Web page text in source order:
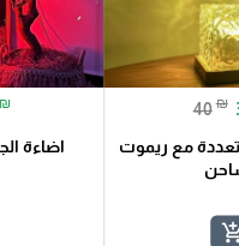
40 ₪
مع ريموت
₪
اضاءة